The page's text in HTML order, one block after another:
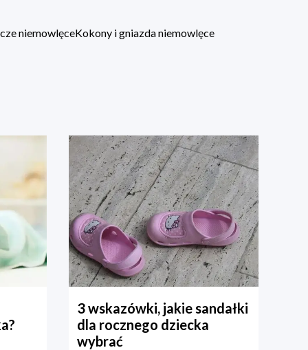
niemowlęceKokony i gniazda niemowlęce
3 wskazówki, jakie sandałki
dla rocznego dziecka
wybrać